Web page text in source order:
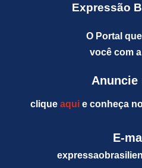
Expressão
O Portal
você com
Anuncie
clique aquie conheça
E-